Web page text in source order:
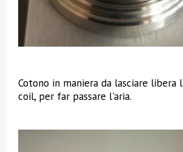
Cotono in maniera da lasciare
coil, per far passare l'aria.